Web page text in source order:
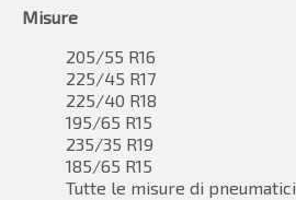
Misure
205/55 R16
225/45 R17
225/40 R18
195/65 R15
235/35 R19
185/65 R15
Tutte le misure di pneumatici